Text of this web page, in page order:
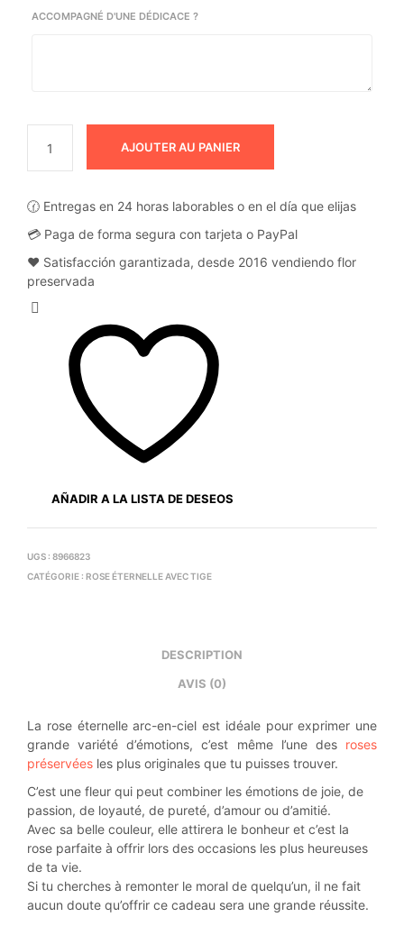
ACCOMPAGNÉ D'UNE DÉDICACE ?
AJOUTER AU PANIER
🕜 Entregas en 24 horas laborables o en el día que elijas
💳 Paga de forma segura con tarjeta o PayPal
❤️ Satisfacción garantizada, desde 2016 vendiendo flor
preservada
AÑADIR A LA LISTA DE DESEOS
UGS : 8966823
CATÉGORIE : ROSE ÉTERNELLE AVEC TIGE
DESCRIPTION
AVIS (0)
La rose éternelle arc-en-ciel est idéale pour exprimer une
grande variété d’émotions, c’est même l’une des roses
préservées les plus originales que tu puisses trouver.
C’est une fleur qui peut combiner les émotions de joie, de
passion, de loyauté, de pureté, d’amour ou d’amitié.
Avec sa belle couleur, elle attirera le bonheur et c’est la
rose parfaite à offrir lors des occasions les plus heureuses
de ta vie.
Si tu cherches à remonter le moral de quelqu’un, il ne fait
aucun doute qu’offrir ce cadeau sera une grande réussite.